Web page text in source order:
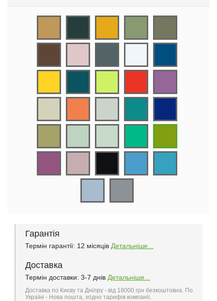
Гарантія
Термін гарантії: 12 місяців Детальніше...
Доставка
Термін доставки: 3-7 днів Детальніше...
Доставка по Києву та Дніпру - від 18000 грн безкоштовна. По
Україні - Нова пошта, згідно тарифів компанії..